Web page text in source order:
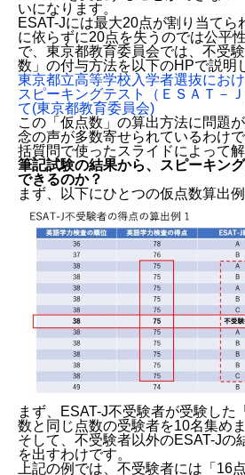
いになります。
ESAT-Jには最大20点が割り当てら
に依らずに20点を失うのでは公平
で、東京都教育委員会では、不受
数」の付与方法を以下のHPで説明
東京都立高等学校入学者選抜にお
スピーキングテスト（ＥＳＡＴ－
て(東京都教育委員会)
この「仮点数」の算出方法に問題
念の声が多数寄せられているわけ
括質問で使ったスライドによって解
筆記試験の結果から、スピーキン
できるのか？
まず、以下にひとつの仮点数算出例
まず、ESAT-J不受験者が受験した
数と同じ点数の受験者を10名集めま
そして、不受験者以外のESAT-Jの
を出すわけです。
上記の例では、不受験者には「16